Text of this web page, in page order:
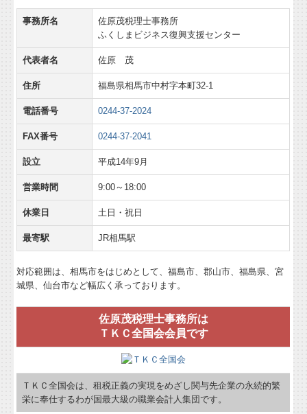
事務所名
佐原茂税理士事務所
ふくしまビジネス復興支援センター
代表者名 佐原 茂
住所 福島県相馬市中村字本町32-1
電話番号 0244-37-2024
FAX番号 0244-37-2041
設立 平成14年9月
営業時間 9:00～18:00
休業日 土日・祝日
最寄駅 JR相馬駅
対応範囲は、相馬市をはじめとして、福島市、郡山市、福島県、宮
城県、仙台市など幅広く承っております。
佐原茂税理士事務所は
ＴＫＣ全国会会員です
ＴＫＣ全国会は、租税正義の実現をめざし関与先企業の永続的繁
栄に奉仕するわが国最大級の職業会計人集団です。